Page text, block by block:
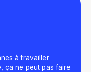
à travailler
ça ne peut pas faire